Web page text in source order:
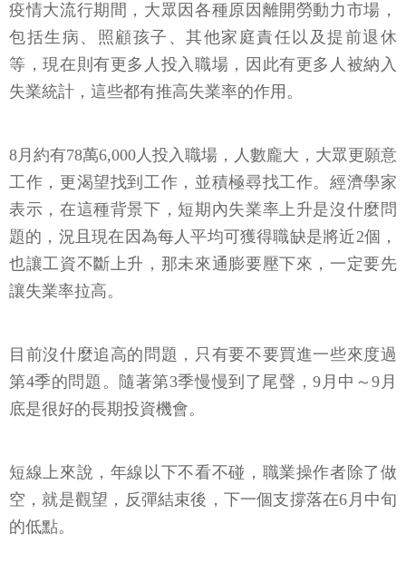
疫情大流行期間，大眾因各種原因離開勞動力市場，
包括生病、照顧孩子、其他家庭責任以及提前退休
等，現在則有更多人投入職場，因此有更多人被納入
失業統計，這些都有推高失業率的作用。
8月約有78萬6,000人投入職場，人數龐大，大眾更願意
工作，更渴望找到工作，並積極尋找工作。經濟學家
表示，在這種背景下，短期內失業率上升是沒什麼問
題的，況且現在因為每人平均可獲得職缺是將近2個，
也讓工資不斷上升，那未來通膨要壓下來，一定要先
讓失業率拉高。
目前沒什麼追高的問題，只有要不要買進一些來度過
第4季的問題。隨著第3季慢慢到了尾聲，9月中～9月
底是很好的長期投資機會。
短線上來說，年線以下不看不碰，職業操作者除了做
空，就是觀望，反彈結束後，下一個支撐落在6月中旬
的低點。